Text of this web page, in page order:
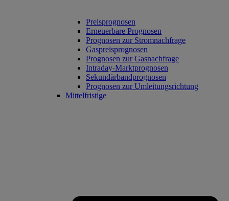
Preisprognosen
Erneuerbare Prognosen
Prognosen zur Stromnachfrage
Gaspreisprognosen
Prognosen zur Gasnachfrage
Intraday-Marktprognosen
Sekundärbandprognosen
Prognosen zur Umleitungsrichtung
Mittelfristige